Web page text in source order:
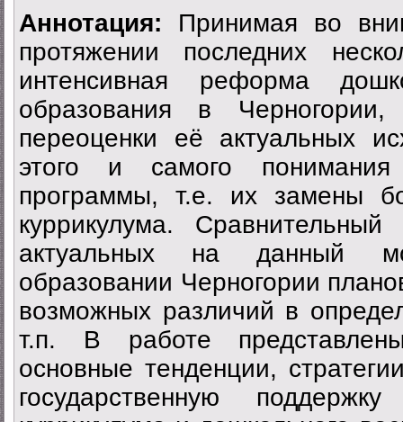
Aннотация: Принимая во
протяжении последних
интенсивная реформа
образования в Черногории,
переоценки её актуальных
этого и самого
программы, т.е. их замены
куррикулума.
актуальных на данный
образовании Черногории
возможных различий в
т.п. В работе
основные тенденции,
государственную